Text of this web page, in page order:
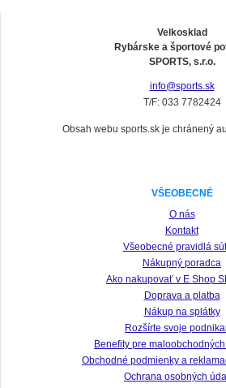
Velkosklad
Rybárske a športové
SPORTS, s.r.o.
info@sports.sk
T/F: 033 7782424
Obsah webu sports.sk je chránený
VŠEOBECNÉ
O nás
Kontakt
Všeobecné pravidlá
Nákupný poradca
Ako nakupovať v E Shop
Doprava a platba
Nákup na splátky
Rozšírte svoje
Benefity pre
Obchodné podmienky a
Ochrana osobných